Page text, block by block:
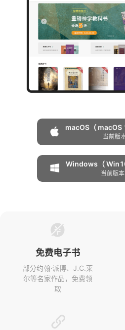
macOS（ macOS
当前版
Windows（
当前版
免费电子书
部分约翰·派博、J.C.莱
尔等名家作品，免费领
取